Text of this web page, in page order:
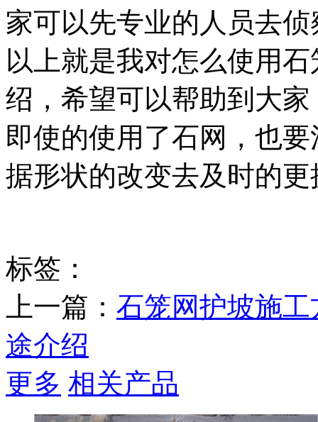
家可以先专业的人员去
以上就是我对怎么使用
绍，希望可以帮助到大
即使的使用了石网，也
据形状的改变去及时的
标签：
上一篇： 石笼网护坡施
途介绍
更多 相关产品